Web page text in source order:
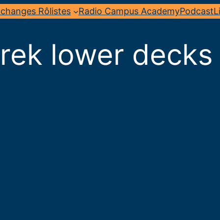
Rôlistes Radio Campus AcademyPodcast
lower decks